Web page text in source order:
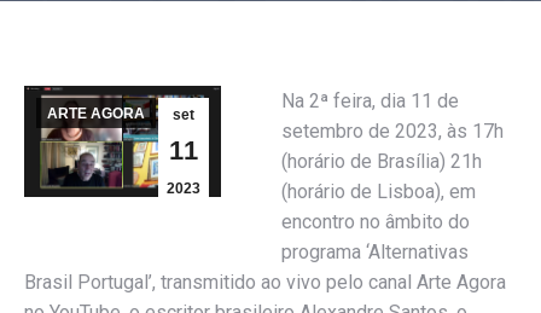
set
11
2023
ARTE AGORA
Na 2ª feira, dia 11 de
setembro de 2023, às 17h
(horário de Brasília) 21h
(horário de Lisboa), em
encontro no âmbito do
programa ‘Alternativas
Brasil Portugal’, transmitido ao vivo pelo canal Arte Agora